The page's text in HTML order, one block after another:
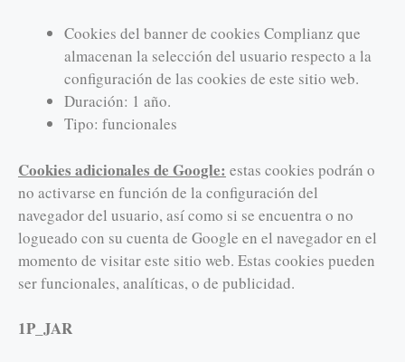
Cookies del banner de cookies Complianz que
almacenan la selección del usuario respecto a la
configuración de las cookies de este sitio web.
Duración: 1 año.
Tipo: funcionales
Cookies adicionales de Google: estas cookies podrán o
no activarse en función de la configuración del
navegador del usuario, así como si se encuentra o no
logueado con su cuenta de Google en el navegador en el
momento de visitar este sitio web. Estas cookies pueden
ser funcionales, analíticas, o de publicidad.
1P_JAR